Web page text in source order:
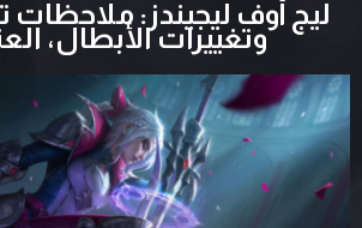
وتغييرات الأبطال،